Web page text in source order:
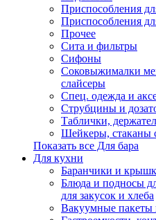
Приспособления
Приспособления
Прочее
Сита и фильтры
Сифоны
Соковыжималки
слайсеры
Спец. одежда и
Струбцины и
Таблички,
Шейкеры, стаканы
Показать все Для бара
Для кухни
Баранчики и
Блюда и подносы
для закусок и хлеба
Вакуумные пакеты